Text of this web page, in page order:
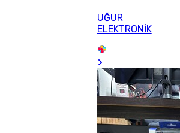
UĞUR
ELEKTRONİK